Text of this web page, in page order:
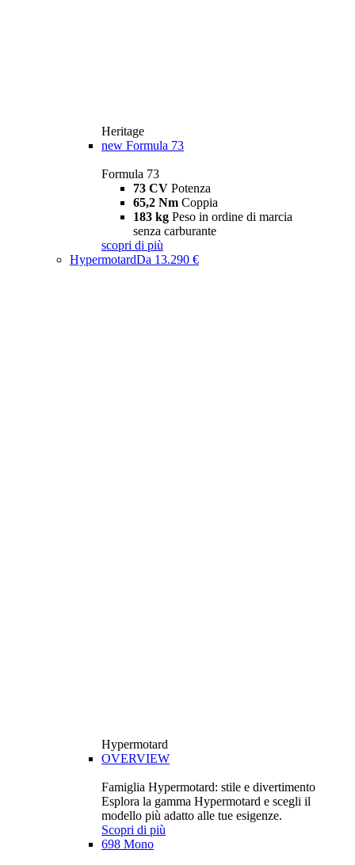
Heritage
new Formula 73
Formula 73
73 CV Potenza
65,2 Nm Coppia
183 kg Peso in ordine di marcia
senza carburante
scopri di più
HypermotardDa 13.290 €
Hypermotard
OVERVIEW
Famiglia Hypermotard: stile e divertimento
Esplora la gamma Hypermotard e scegli il
modello più adatto alle tue esigenze.
Scopri di più
698 Mono